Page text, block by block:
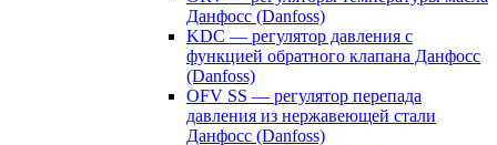
Данфосс (Danfoss)
KDC — регулятор давления с
функцией обратного клапана Данфосс
(Danfoss)
OFV SS — регулятор перепада
давления из нержавеющей стали
Данфосс (Danfoss)